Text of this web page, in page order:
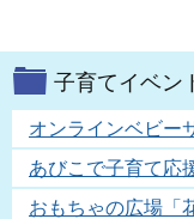
子育てイベン
オンラインベビー
あびこで子育て応
おもちゃの広場「